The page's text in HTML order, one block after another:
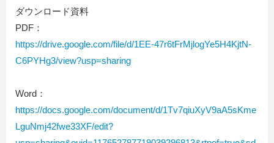
ダウンロード資料
PDF：
https://drive.google.com/file/d/1EE-47r6tFrMjlogYe5H4KjtN-
C6PYHg3/view?usp=sharing
Word：
https://docs.google.com/document/d/1Tv7qiuXyV9aA5sKme
LguNmj42fwe33XF/edit?